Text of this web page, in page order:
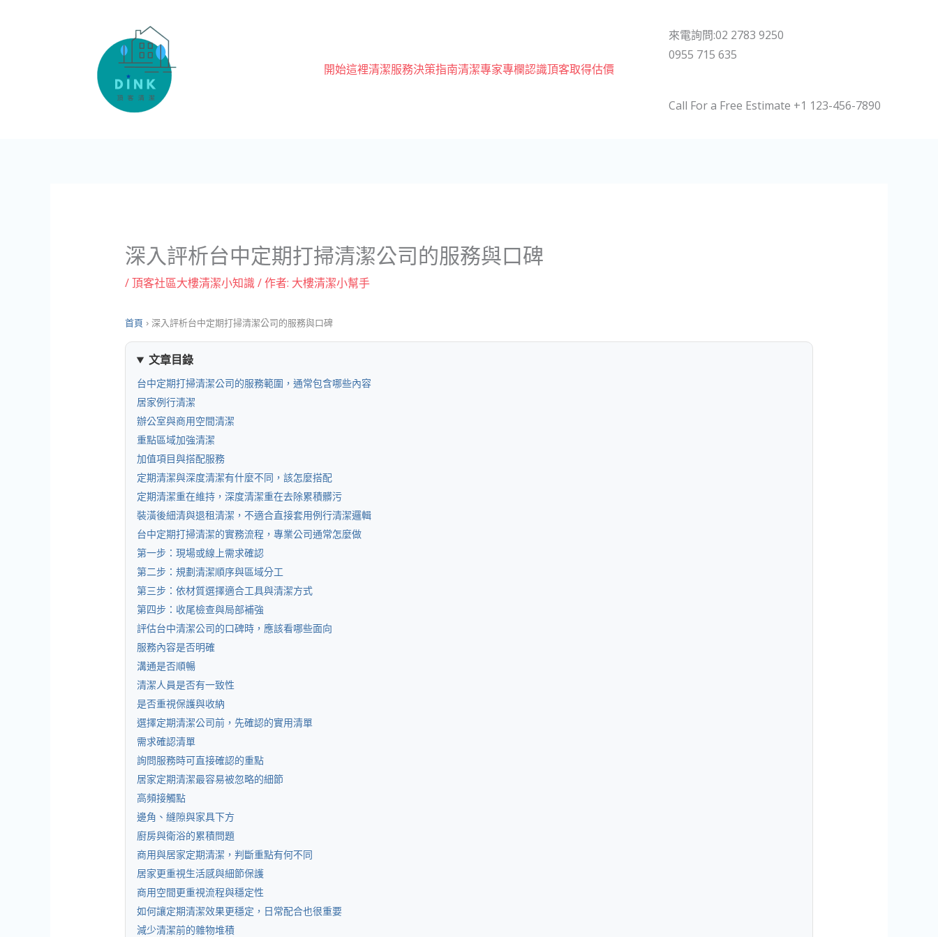
開始這裡清潔服務決策指南清潔專家專欄認識頂客取得估價
來電詢問:02 2783 9250
0955 715 635
Call For a Free Estimate +1 123-456-7890
深入評析台中定期打掃清潔公司的服務與口碑
/頂客社區大樓清潔小知識/ 作者: 大樓清潔小幫手
首頁 › 深入評析台中定期打掃清潔公司的服務與口碑
文章目錄
台中定期打掃清潔公司的服務範圍，通常包含哪些內容
居家例行清潔
辦公室與商用空間清潔
重點區域加強清潔
加值項目與搭配服務
定期清潔與深度清潔有什麼不同，該怎麼搭配
定期清潔重在維持，深度清潔重在去除累積髒污
裝潢後細清與退租清潔，不適合直接套用例行清潔邏輯
台中定期打掃清潔的實務流程，專業公司通常怎麼做
第一步：現場或線上需求確認
第二步：規劃清潔順序與區域分工
第三步：依材質選擇適合工具與清潔方式
第四步：收尾檢查與局部補強
評估台中清潔公司的口碑時，應該看哪些面向
服務內容是否明確
溝通是否順暢
清潔人員是否有一致性
是否重視保護與收納
選擇定期清潔公司前，先確認的實用清單
需求確認清單
詢問服務時可直接確認的重點
居家定期清潔最容易被忽略的細節
高頻接觸點
邊角、縫隙與家具下方
廚房與衛浴的累積問題
商用與居家定期清潔，判斷重點有何不同
居家更重視生活感與細節保護
商用空間更重視流程與穩定性
如何讓定期清潔效果更穩定，日常配合也很重要
減少清潔前的雜物堆積